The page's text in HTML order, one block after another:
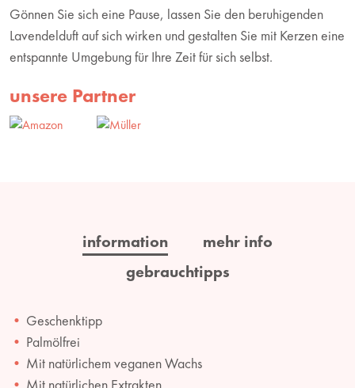
Gönnen Sie sich eine Pause, lassen Sie den beruhigenden
Lavendelduft auf sich wirken und gestalten Sie mit Kerzen eine
entspannte Umgebung für Ihre Zeit für sich selbst.
unsere Partner
information
mehr info
gebrauchtipps
Geschenktipp
Palmölfrei
Mit natürlichem veganen Wachs
Mit natürlichen Extrakten